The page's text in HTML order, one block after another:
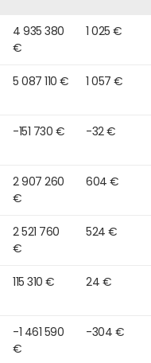
4 935 380
€
1 025 €
5 087 110 € 1 057 €
-151 730 € -32 €
2 907 260
€
604 €
2 521 760
€
524 €
115 310 € 24 €
-1 461 590
€
-304 €